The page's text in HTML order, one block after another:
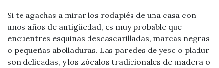
Si te agachas a mirar los rodapiés de una casa con
unos años de antigüedad, es muy probable que
encuentres esquinas descascarilladas, marcas negras
o pequeñas abolladuras. Las paredes de yeso o pladur
son delicadas, y los zócalos tradicionales de madera o